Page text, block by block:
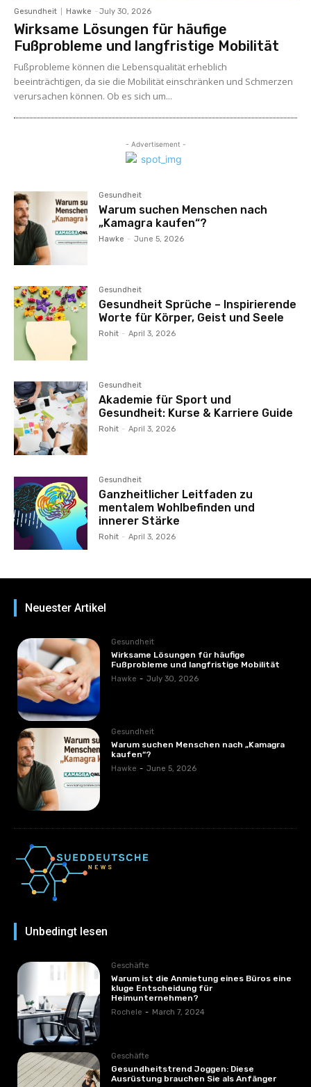
Gesundheit Hawke - July 30, 2026
Wirksame Lösungen für häufige
Fußprobleme und langfristige Mobilität
Fußprobleme können die Lebensqualität erheblich
beeinträchtigen, da sie die Mobilität einschränken und Schmerzen
verursachen können. Ob es sich um...
- Advertisement -
Gesundheit
Warum suchen Menschen nach
„Kamagra kaufen“?
Hawke - June 5, 2026
Gesundheit
Gesundheit Sprüche – Inspirierende
Worte für Körper, Geist und Seele
Rohit - April 3, 2026
Gesundheit
Akademie für Sport und
Gesundheit: Kurse & Karriere Guide
Rohit - April 3, 2026
Gesundheit
Ganzheitlicher Leitfaden zu
mentalem Wohlbefinden und
innerer Stärke
Rohit - April 3, 2026
Neuester Artikel
Gesundheit
Wirksame Lösungen für häufige
Fußprobleme und langfristige Mobilität
Hawke - July 30, 2026
Gesundheit
Warum suchen Menschen nach „Kamagra
kaufen“?
Hawke - June 5, 2026
Unbedingt lesen
Geschäfte
Warum ist die Anmietung eines Büros eine
kluge Entscheidung für
Heimunternehmen?
Rochele - March 7, 2024
Geschäfte
Gesundheitstrend Joggen: Diese
Ausrüstung brauchen Sie als Anfänger